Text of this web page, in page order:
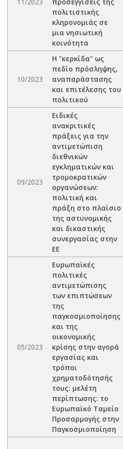
πολιτιστικής
κληρονομιάς σε
μια νησιωτική
κοινότητα
10/2023
Η "κερκίδα" ως
πεδίο πρόσληψης,
αναπαράστασης
και επιτέλεσης του
πολιτικού
09/2023
Ειδικές
ανακριτικές
πράξεις για την
αντιμετώπιση
διεθνικών
εγκληματικών και
τρομοκρατικών
οργανώσεων:
πολιτική και
πράξη στο πλαίσιο
της αστυνομικής
και δικαστικής
συνεργασίας στην
ΕΕ
05/2023
Ευρωπαϊκές
πολιτικές
αντιμετώπισης
των επιπτώσεων
της
παγκοσμιοποίησης
και της
οικονομικής
κρίσης στην αγορά
εργασίας και
τρόποι
χρηματοδότησής
τους: μελέτη
περίπτωσης: το
Ευρωπαϊκό Ταμείο
Προσαρμογής στην
Παγκοσμιοποίηση